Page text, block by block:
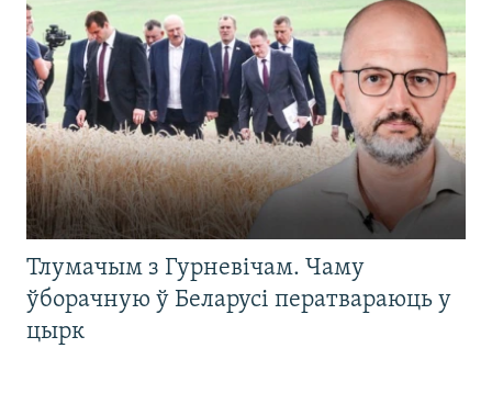
Тлумачым з Гурневічам. Чаму
ўборачную ў Беларусі ператвараюць у
цырк